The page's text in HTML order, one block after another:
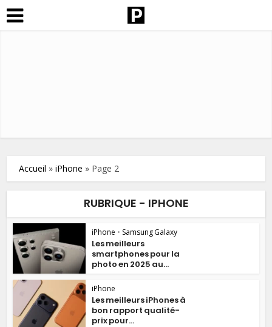
Accueil »iPhone » Page 2
RUBRIQUE - IPHONE
iPhone • Samsung Galaxy
Les meilleurs
smartphones pour la
photo en 2025 au...
iPhone
Les meilleurs iPhones à
bon rapport qualité-
prix pour...